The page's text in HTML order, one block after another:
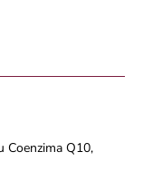
Coenzima Q10,